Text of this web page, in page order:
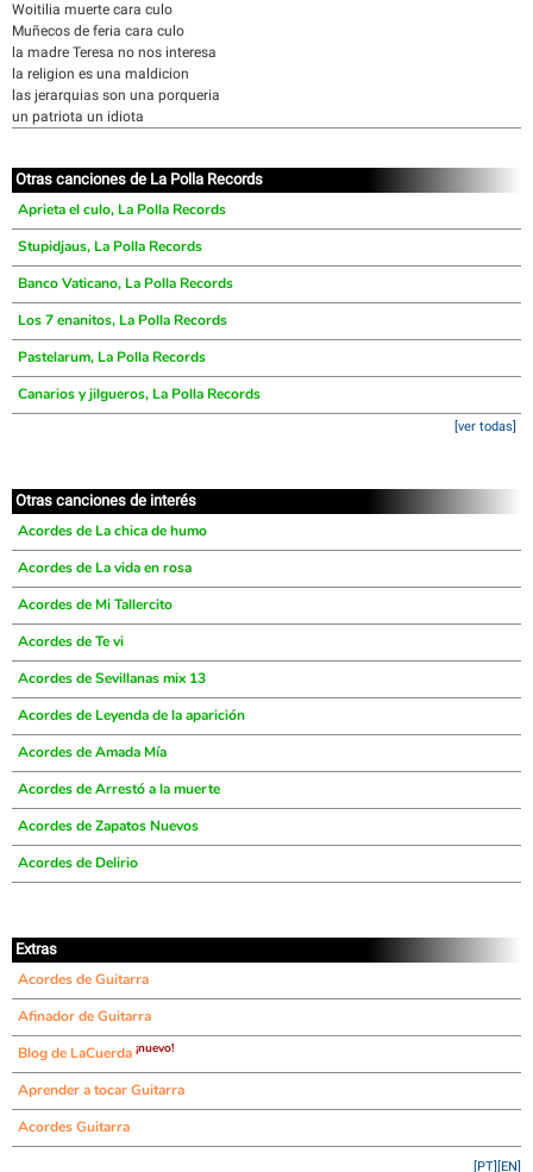
Woitilia muerte cara culo
Muñecos de feria cara culo
la madre Teresa no nos interesa
la religion es una maldicion
las jerarquias son una porqueria
un patriota un idiota
Otras canciones de La Polla Records
Aprieta el culo, La Polla Records
Stupidjaus, La Polla Records
Banco Vaticano, La Polla Records
Los 7 enanitos, La Polla Records
Pastelarum, La Polla Records
Canarios y jilgueros, La Polla Records
[ver todas]
Otras canciones de interés
Acordes de La chica de humo
Acordes de La vida en rosa
Acordes de Mi Tallercito
Acordes de Te vi
Acordes de Sevillanas mix 13
Acordes de Leyenda de la aparición
Acordes de Amada Mía
Acordes de Arrestó a la muerte
Acordes de Zapatos Nuevos
Acordes de Delirio
Extras
Acordes de Guitarra
Afinador de Guitarra
Blog de LaCuerda ¡nuevo!
Aprender a tocar Guitarra
Acordes Guitarra
[EN]
[PT]